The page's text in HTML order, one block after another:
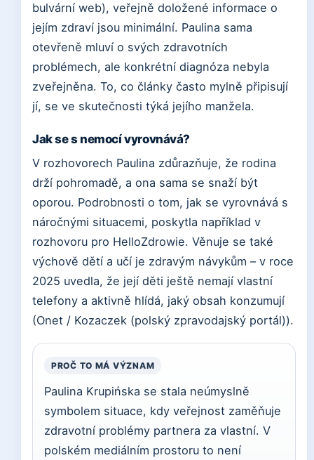
bulvární web), veřejně doložené informace o
jejím zdraví jsou minimální. Paulina sama
otevřeně mluví o svých zdravotních
problémech, ale konkrétní diagnóza nebyla
zveřejněna. To, co články často mylně připisují
jí, se ve skutečnosti týká jejího manžela.
Jak se s nemocí vyrovnává?
V rozhovorech Paulina zdůrazňuje, že rodina
drží pohromadě, a ona sama se snaží být
oporou. Podrobnosti o tom, jak se vyrovnává s
náročnými situacemi, poskytla například v
rozhovoru pro HelloZdrowie. Věnuje se také
výchově dětí a učí je zdravým návykům – v roce
2025 uvedla, že její děti ještě nemají vlastní
telefony a aktivně hlídá, jaký obsah konzumují
(Onet / Kozaczek (polský zpravodajský portál)).
PROČ TO MÁ VÝZNAM
Paulina Krupińska se stala neúmyslně
symbolem situace, kdy veřejnost zaměňuje
zdravotní problémy partnera za vlastní. V
polském mediálním prostoru to není